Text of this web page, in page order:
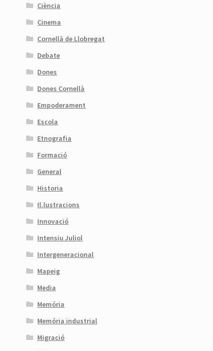
Ciència
Cinema
Cornellà de Llobregat
Debate
Dones
Dones Cornellà
Empoderament
Escola
Etnografia
Formació
General
Historia
Il.lustracions
Innovació
Intensiu Juliol
Intergeneracional
Mapeig
Media
Memória
Memória industrial
Migració